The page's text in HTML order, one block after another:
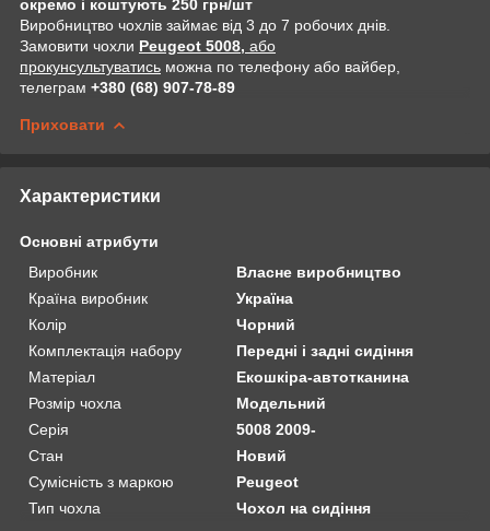
окремо і коштують 250 грн/шт
Виробництво чохлів займає від 3 до 7 робочих днів.
Замовити чохли Peugeot 5008, або
прокунсультуватись можна по телефону або вайбер,
телеграм +380 (68) 907-78-89
Приховати
Характеристики
Основні атрибути
Виробник
Власне виробництво
Країна виробник
Україна
Колір
Чорний
Комплектація набору
Передні і задні сидіння
Матеріал
Екошкіра-автотканина
Розмір чохла
Модельний
Серія
5008 2009-
Стан
Новий
Сумісність з маркою
Peugeot
Тип чохла
Чохол на сидіння